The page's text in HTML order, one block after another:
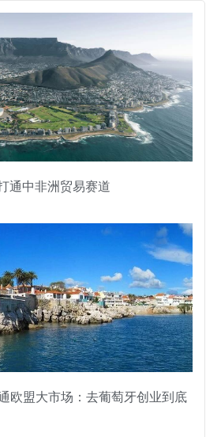
通中非洲贸易赛道
欧盟大市场：去葡萄牙创业到底